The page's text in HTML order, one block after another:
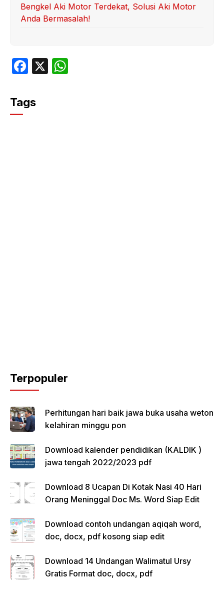
Bengkel Aki Motor Terdekat, Solusi Aki Motor
Anda Bermasalah!
F
c
e
X
Tags
Terpopuler
Perhitungan hari baik jawa buka usaha weton
kelahiran minggu pon
Download kalender pendidikan (KALDIK )
jawa tengah 2022/2023 pdf
Download 8 Ucapan Di Kotak Nasi 40 Hari
Orang Meninggal Doc Ms. Word Siap Edit
Download contoh undangan aqiqah word,
doc, docx, pdf kosong siap edit
Download 14 Undangan Walimatul Ursy
Gratis Format doc, docx, pdf